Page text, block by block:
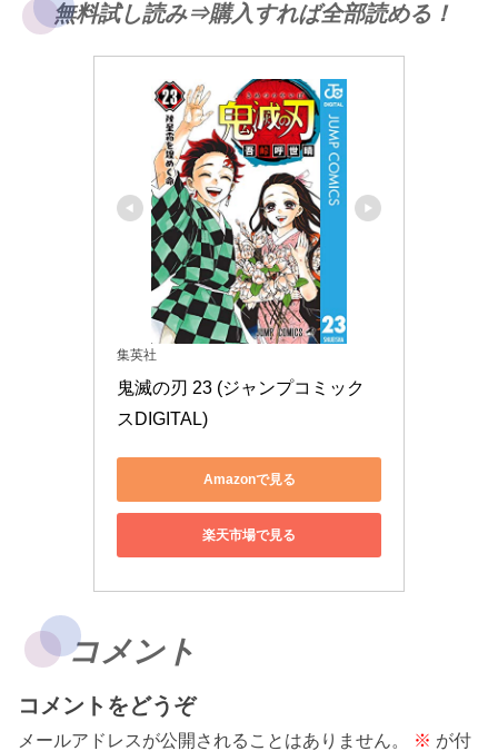
無料試し読み⇒購入すれば全部読める！
集英社
鬼滅の刃 23 (ジャンプコミック
スDIGITAL)
Amazonで見る
楽天市場で見る
コメント
コメントをどうぞ
メールアドレスが公開されることはありません。 ※ が付